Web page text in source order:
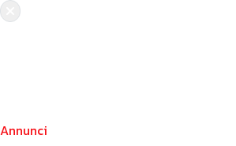
Annunci